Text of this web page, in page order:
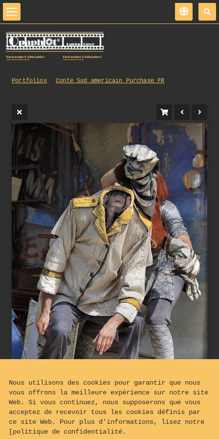
Portfolios
Conte_Sud_americain_Purchase_FR
Le COLONEL prépare son élection
Nous utilisons des cookies pour garantir que nous
vous offrons la meilleure expérience sur notre site
Web. Si vous continuez, nous supposerons que vous
acceptez de recevoir tous les cookies définis par
ce site Web. Pour plus d'informations, lisez notre
[politique de confidentialité.